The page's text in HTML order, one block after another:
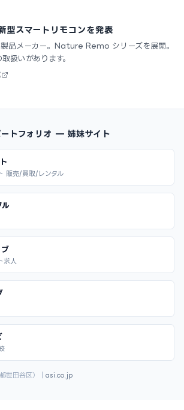
スマートリモコンを発表
製品メーカー。Nature Remo シリーズを展開。
扱いがあります。
トフォリオ — 姉妹サイト
販売/買取/レンタル
ル
ブ
求人
世田谷区）｜ asi.co.jp